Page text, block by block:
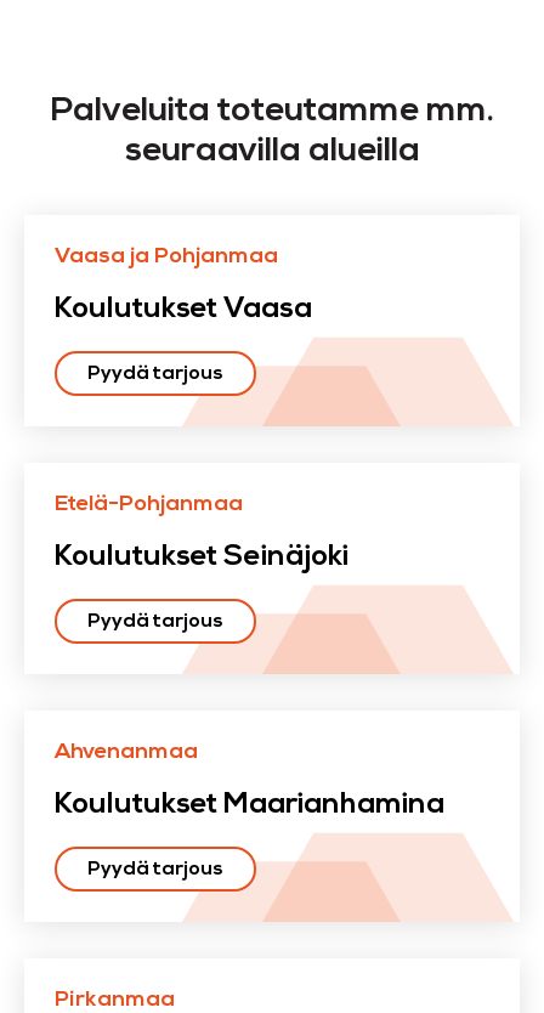
Palveluita toteutamme mm.
seuraavilla alueilla
Vaasa ja Pohjanmaa
Koulutukset Vaasa
Pyydä tarjous
Etelä-Pohjanmaa
Koulutukset Seinäjoki
Pyydä tarjous
Ahvenanmaa
Koulutukset Maarianhamina
Pyydä tarjous
Pirkanmaa